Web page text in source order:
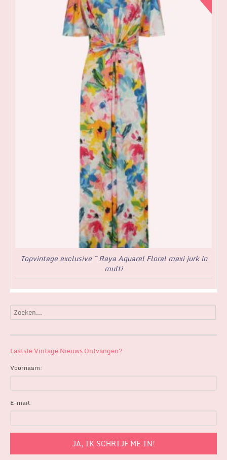
Topvintage exclusive ~ Raya Aquarel Floral maxi jurk in
multi
Laatste Vintage Nieuws Ontvangen?
Voornaam:
E-mail: